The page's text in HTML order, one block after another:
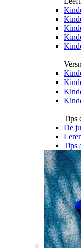
Tips
De
Tips